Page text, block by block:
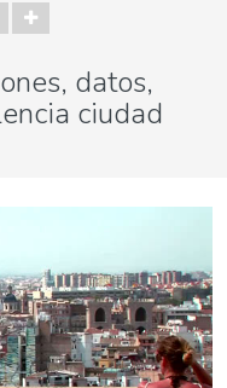
datos,
ciudad